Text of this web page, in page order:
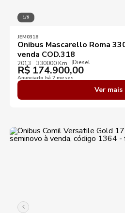
1/9
JEM0318
Onibus Mascarello Roma
venda COD.318
2013 330000 Km Diesel
R$ 174.900,00
Anunciado há 2 meses
Ver mais